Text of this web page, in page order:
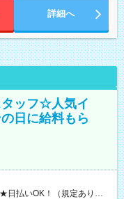
詳細へ
タッフ☆人気イ
日に給料もら